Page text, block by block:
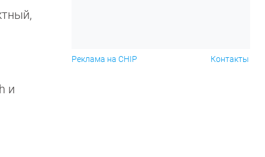
и
Реклама на CHIP Контакты